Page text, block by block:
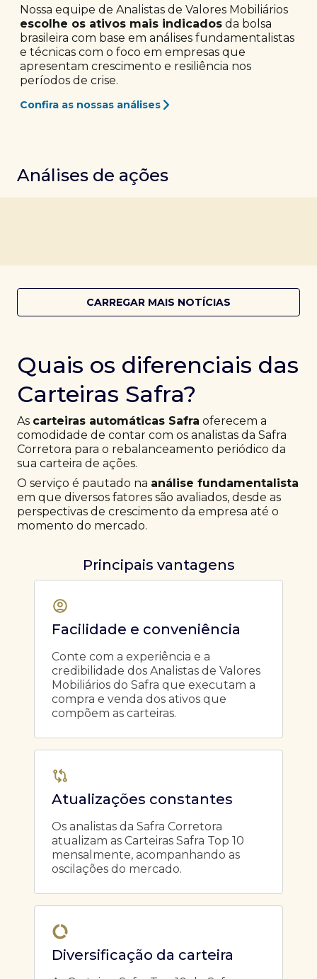
Nossa equipe de Analistas de Valores Mobiliários
escolhe os ativos mais indicados da bolsa
brasileira com base em análises fundamentalistas
e técnicas com o foco em empresas que
apresentam crescimento e resiliência nos
períodos de crise.
Confira as nossas análises
Análises de ações
CARREGAR MAIS NOTÍCIAS
Quais os diferenciais das
Carteiras Safra?
As carteiras automáticas Safra oferecem a
comodidade de contar com os analistas da Safra
Corretora para o rebalanceamento periódico da
sua carteira de ações.
O serviço é pautado na análise fundamentalista
em que diversos fatores são avaliados, desde as
perspectivas de crescimento da empresa até o
momento do mercado.
Principais vantagens
Facilidade e conveniência
Conte com a experiência e a
credibilidade dos Analistas de Valores
Mobiliários do Safra que executam a
compra e venda dos ativos que
compõem as carteiras.
Atualizações constantes
Os analistas da Safra Corretora
atualizam as Carteiras Safra Top 10
mensalmente, acompanhando as
oscilações do mercado.
Diversificação da carteira